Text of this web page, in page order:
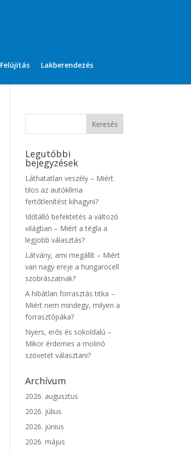
Felújítás Lakberendezés
Legutóbbi
bejegyzések
Láthatatlan veszély – Miért
tilos az autóklíma
fertőtlenítést kihagyni?
Időtálló befektetés a változó
világban – Miért a tégla a
legjobb választás?
Látvány, ami megállít – Miért
van nagy ereje a hungarocell
szobrászatnak?
A hibátlan forrasztás titka –
Miért nem mindegy, milyen a
forrasztópáka?
Nyers, erős és sokoldalú –
Mikor érdemes a molinó
szövetet választani?
Archívum
2026. augusztus
2026. július
2026. június
2026. május